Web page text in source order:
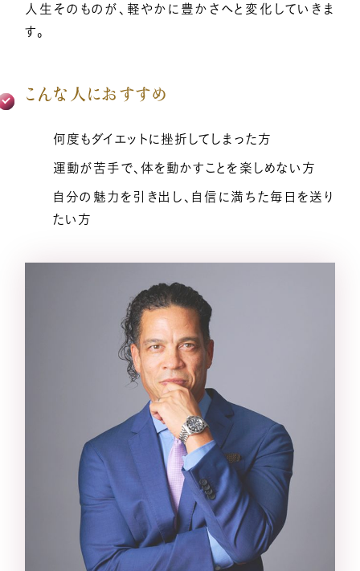
講座卒業生の喜びの声
新着情報
プレスリリース一覧
一般の方のお問い合わせ
人生そのものが、軽やかに豊かさへと変化していきま
す。
こんな人におすすめ
何度もダイエットに挫折してしまった方
運動が苦手で、体を動かすことを楽しめない方
自分の魅力を引き出し、自信に満ちた毎日を送り
たい方